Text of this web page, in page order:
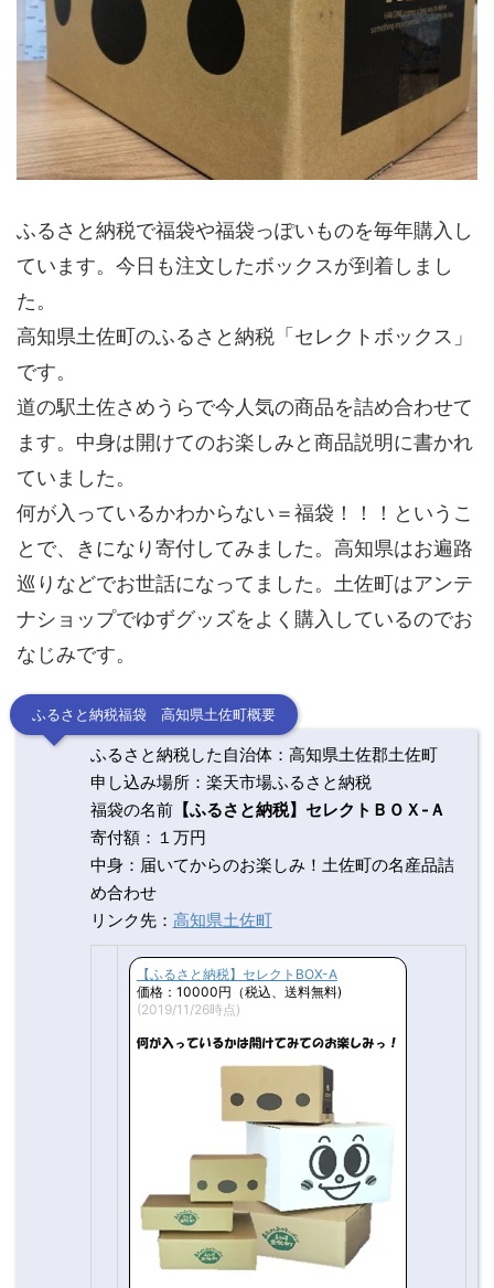
ふるさと納税で福袋や福袋っぽいものを毎年購入し
ています。今日も注文したボックスが到着しまし
た。
高知県土佐町のふるさと納税「セレクトボックス」
です。
道の駅土佐さめうらで今人気の商品を詰め合わせて
ます。中身は開けてのお楽しみと商品説明に書かれ
ていました。
何が入っているかわからない＝福袋！！！というこ
とで、きになり寄付してみました。高知県はお遍路
巡りなどでお世話になってました。土佐町はアンテ
ナショップでゆずグッズをよく購入しているのでお
なじみです。
ふるさと納税福袋 高知県土佐町概要
ふるさと納税した自治体：高知県土佐郡土佐町
申し込み場所：楽天市場ふるさと納税
福袋の名前【ふるさと納税】セレクトＢＯＸ-Ａ
寄付額：１万円
中身：届いてからのお楽しみ！土佐町の名産品詰
め合わせ
リンク先： 高知県土佐町
【ふるさと納税】セレクトBOX-A
価格：10000円（税込、送料無料)
(2019/11/26時点)